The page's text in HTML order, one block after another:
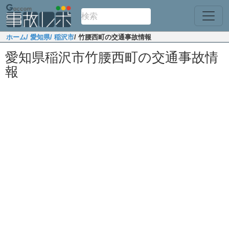
ホーム/ 愛知県/ 稲沢市/ 竹腰西町の交通事故情報
愛知県稲沢市竹腰西町の交通事故情
報